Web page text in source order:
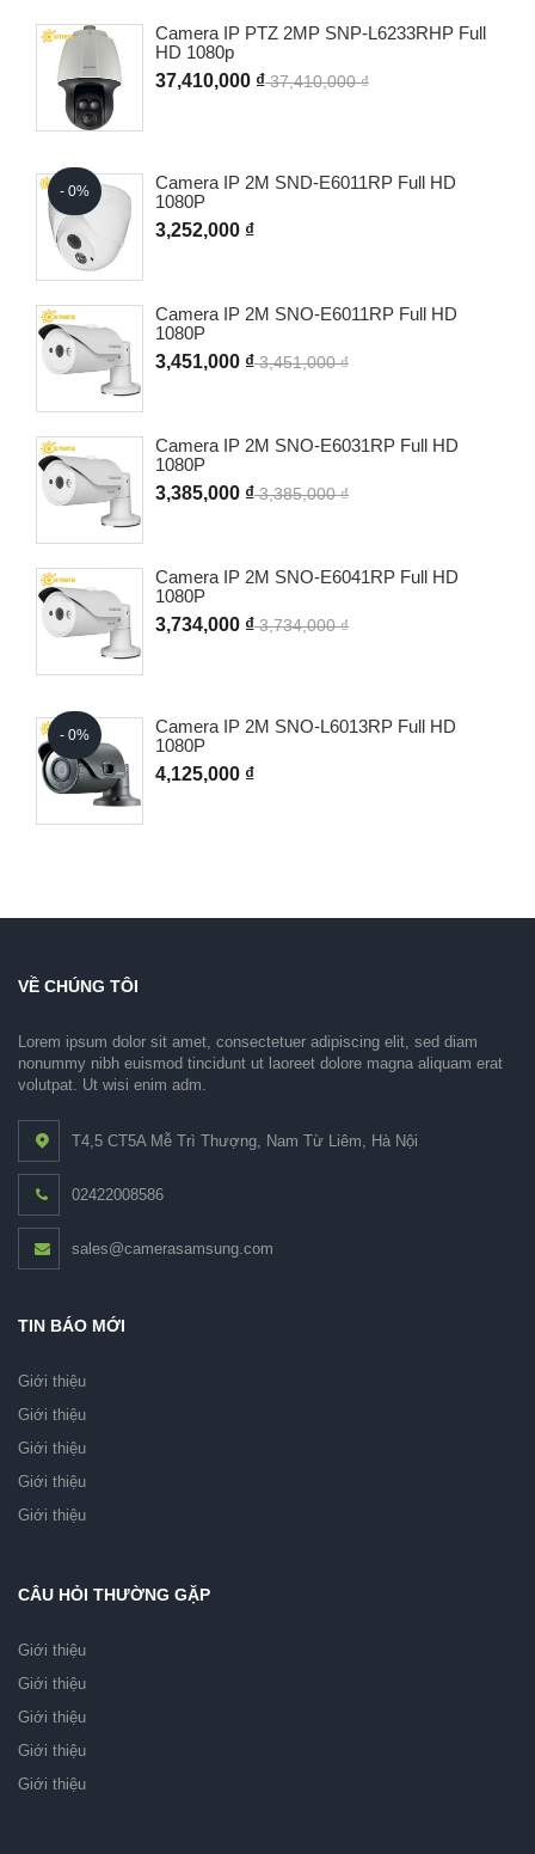
Camera IP PTZ 2MP SNP-L6233RHP Full
HD 1080p
37,410,000 ₫37,410,000 ₫
- 0%
Camera IP 2M SND-E6011RP Full HD
1080P
3,252,000 ₫
Camera IP 2M SNO-E6011RP Full HD
1080P
3,451,000 ₫3,451,000 ₫
Camera IP 2M SNO-E6031RP Full HD
1080P
3,385,000 ₫3,385,000 ₫
Camera IP 2M SNO-E6041RP Full HD
1080P
3,734,000 ₫3,734,000 ₫
- 0%
Camera IP 2M SNO-L6013RP Full HD
1080P
4,125,000 ₫
VỀ CHÚNG TÔI
Lorem ipsum dolor sit amet, consectetuer adipiscing elit, sed diam
nonummy nibh euismod tincidunt ut laoreet dolore magna aliquam erat
volutpat. Ut wisi enim adm.
T4,5 CT5A Mễ Trì Thượng, Nam Từ Liêm, Hà Nội
02422008586
sales@camerasamsung.com
TIN BÁO MỚI
Giới thiệu
Giới thiệu
Giới thiệu
Giới thiệu
Giới thiệu
CÂU HỎI THƯỜNG GẶP
Giới thiệu
Giới thiệu
Giới thiệu
Giới thiệu
Giới thiệu